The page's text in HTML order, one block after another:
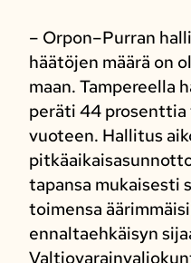
– Orpon–Purran
häätöjen määrä on
maan. Tampereella
peräti 44
vuoteen. Hallitus
tapansa mukaisesti
toimensa
ennaltaehkäisyn